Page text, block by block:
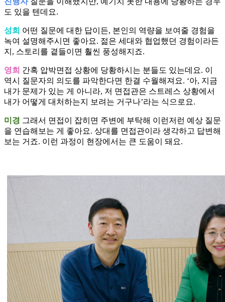
도 있을 텐데요.
성희 어떤 질문에 대한 답이든, 본인의 역량을 보여줄 경험을
녹여 설명해주시면 좋아요. 젊은 세대와 협업했던 경험이라든
지, 스토리를 곁들이면 훨씬 풍성해지죠.
영희 간혹 압박면접 상황에 당황하시는 분들도 있는데요. 이
역시 질문자의 의도를 파악한다면 한결 수월해져요. ‘아, 지금
내가 문제가 있는 게 아니라, 저 면접관은 스트레스 상황에서
내가 어떻게 대처하는지 보려는 거구나’라는 식으로요.
미경 그래서 면접이 잡히면 주변에 부탁해 이런저런 예상 질문
을 연습해보는 게 좋아요. 상대를 면접관이라 생각하고 답변해
보는 거죠. 이런 과정이 현장에서는 큰 도움이 돼요.